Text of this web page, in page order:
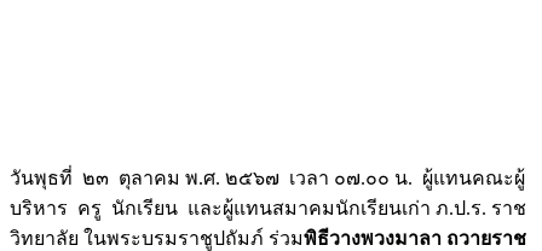
วันพุธที่ ๒๓ ตุลาคม พ.ศ. ๒๕๖๗ เวลา ๐๗.๐๐ น. ผู้แทนคณะผู้
บริหาร ครู นักเรียน และผู้แทนสมาคมนักเรียนเก่า ภ.ป.ร. ราช
วิทยาลัย ในพระบรมราชูปถัมภ์ ร่วมพิธีวางพวงมาลา ถวายราช